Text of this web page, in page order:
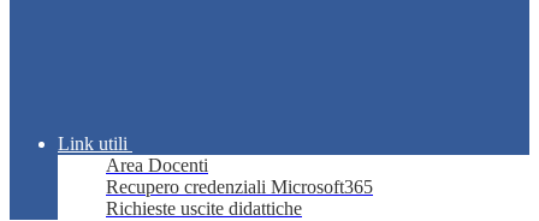
Link utili
Area Docenti
Recupero credenziali Microsoft365
Richieste uscite didattiche